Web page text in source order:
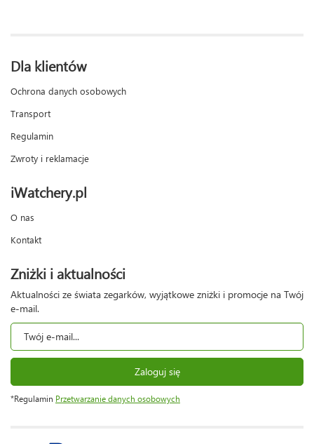
Dla klientów
Ochrona danych osobowych
Transport
Regulamin
Zwroty i reklamacje
iWatchery.pl
O nas
Kontakt
Zniżki i aktualności
Aktualności ze świata zegarków, wyjątkowe zniżki i promocje na Twój
e-mail.
Zaloguj się
*Regulamin Przetwarzanie danych osobowych